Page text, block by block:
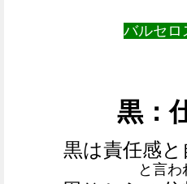
バルセロ
黒：
黒は責任感
と言わ